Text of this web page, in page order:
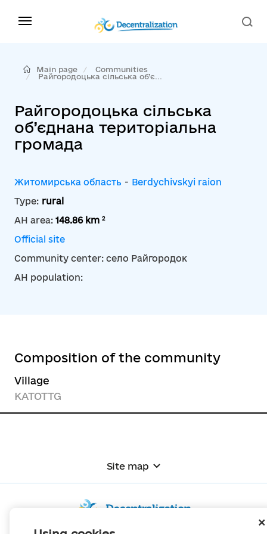
Main page
Communities
Райгородоцька сільська об’є...
Райгородоцька сільська
об’єднана територіальна
громада
Житомирська область - Berdychivskyi raion
Type: rural
AH area: 148.86 km 2
Official site
Community center: село Райгородок
AH population:
Composition of the community
Village
KATOTTG
Site map